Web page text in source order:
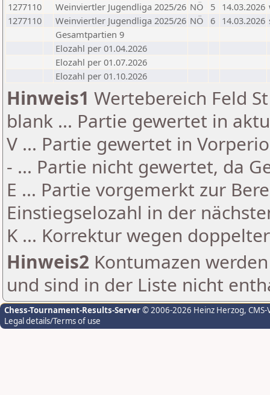
1277110
Weinviertler Jugendliga 2025/26 NÖ 5 14.03.2026
1277110
Weinviertler Jugendliga 2025/26 NÖ 6 14.03.2026
Gesamtpartien 9
Elozahl per 01.04.2026
Elozahl per 01.07.2026
Elozahl per 01.10.2026
Hinweis1 Wertebereich Feld
blank ... Partie gewertet in
V ... Partie gewertet in
- ... Partie nicht gewertet, da
E ... Partie vorgemerkt zur
Einstiegselozahl in der
K ... Korrektur wegen
Hinweis2 Kontumazen
und sind in der Liste nicht
Chess-Tournament-Results-Server© 2006-2026 Heinz Herzog,
Legal details/Terms of use